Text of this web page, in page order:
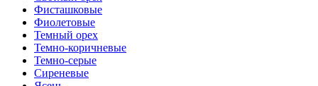
Фисташковые
Фиолетовые
Темный орех
Темно-коричневые
Темно-серые
Сиреневые